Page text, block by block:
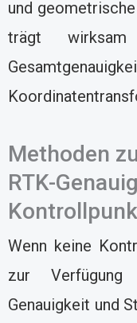
und
trägt
Methoden
RTK-
Wenn keine
zur
Genauigkeit und